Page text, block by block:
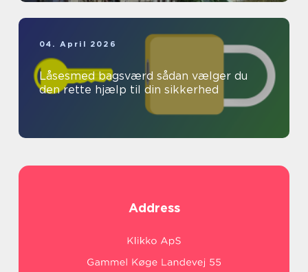
04. April 2026
Låsesmed bagsværd sådan vælger du
den rette hjælp til din sikkerhed
Address